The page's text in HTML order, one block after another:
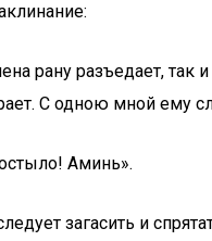
рану разъедает, так
С одною мной ему
Аминь».
загасить и